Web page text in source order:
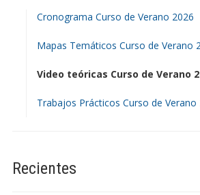
Cronograma Curso de Verano 2026
Mapas Temáticos Curso de Verano
Video teóricas Curso de Verano
Trabajos Prácticos Curso de Verano
Recientes